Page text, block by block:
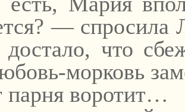
—
что
морковь
парня воротит…